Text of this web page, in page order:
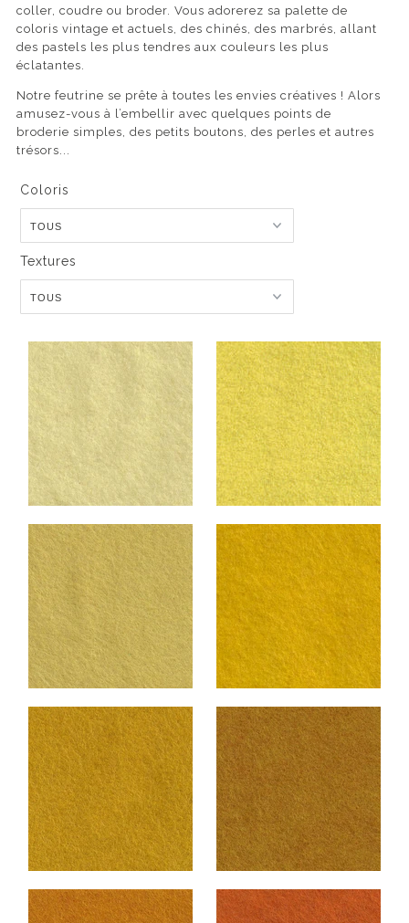
coller, coudre ou broder. Vous adorerez sa palette de
coloris vintage et actuels, des chinés, des marbrés, allant
des pastels les plus tendres aux couleurs les plus
éclatantes.
Notre feutrine se prête à toutes les envies créatives ! Alors
amusez-vous à l’embellir avec quelques points de
broderie simples, des petits boutons, des perles et autres
trésors...
Coloris
Textures